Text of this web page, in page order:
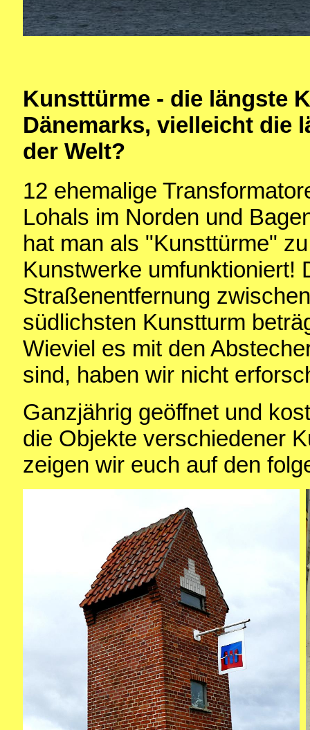
Kunsttürme - die längste
Dänemarks, vielleicht die
der Welt?
12 ehemalige
Lohals im Norden und
hat man als "Kunsttürme"
Kunstwerke umfunktioniert!
Straßenentfernung
südlichsten Kunstturm
Wieviel es mit den
sind, haben wir nicht
Ganzjährig geöffnet und
die Objekte verschiedener
zeigen wir euch auf den